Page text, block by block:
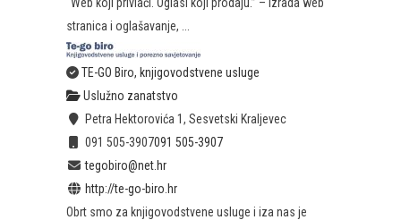
stranica i oglašavanje, ...
TE-GO Biro, knjigovodstvene usluge
Uslužno zanatstvo
Petra Hektorovića 1, Sesvetski Kraljevec
091 505-3907091 505-3907
tegobiro@net.hr
http://te-go-biro.hr
Obrt smo za knjigovodstvene usluge i iza nas je